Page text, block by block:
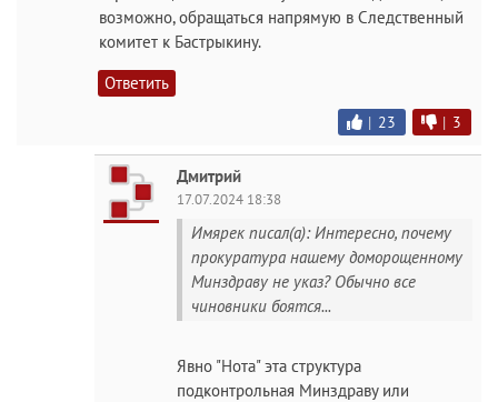
возможно, обращаться напрямую в Следственный
комитет к Бастрыкину.
Ответить
| 23 | 3
Дмитрий
17.07.2024 18:38
Имярек писал(а): Интересно, почему
прокуратура нашему доморощенному
Минздраву не указ? Обычно все
чиновники боятся...
Явно "Нота" эта структура
подконтрольная Минздраву или